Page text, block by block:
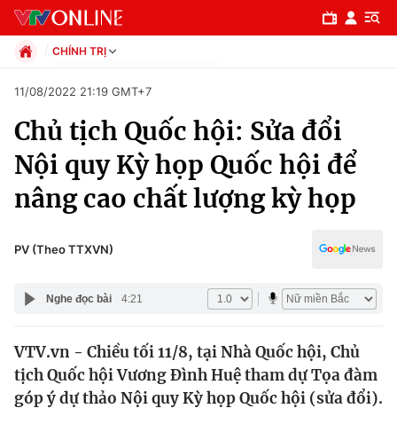
Chuyên mục
Chính trị
Thế giới
CHÍNH TRỊ
Xã hội
Pháp luật
Kinh tế
Thể thao
Truyền hình
Văn hóa - Giải trí
Giáo dục
11/08/2022 21:19 GMT+7
Chủ tịch Quốc hội: Sửa đổi
Nội quy Kỳ họp Quốc hội để
nâng cao chất lượng kỳ họp
PV (Theo TTXVN)
Nghe đọc bài 4:21
VTV.vn - Chiều tối 11/8, tại Nhà Quốc hội, Chủ
tịch Quốc hội Vương Đình Huệ tham dự Tọa đàm
góp ý dự thảo Nội quy Kỳ họp Quốc hội (sửa đổi).